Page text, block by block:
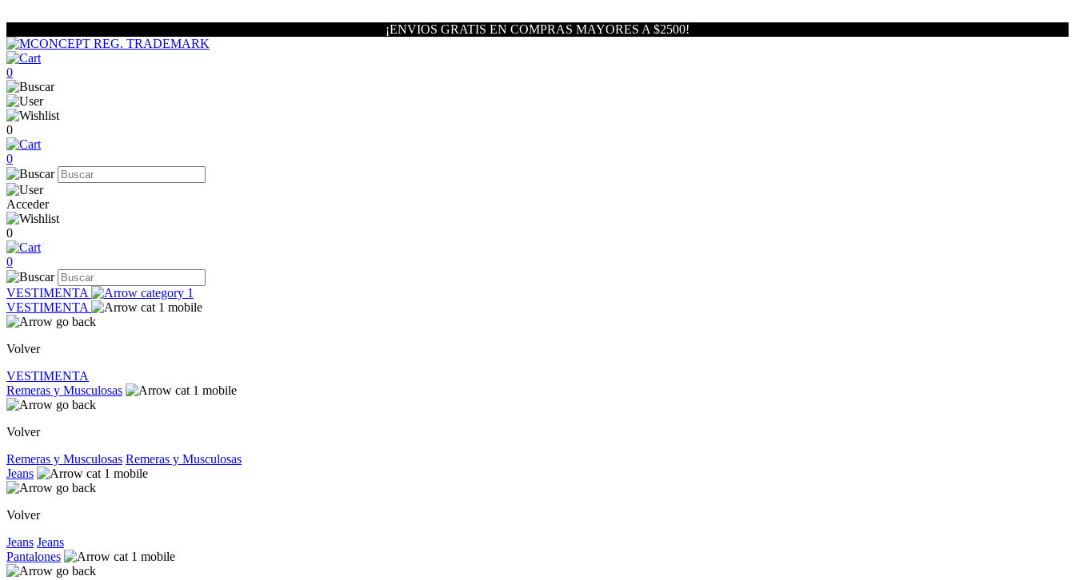
¡ENVIOS GRATIS EN COMPRAS MAYORES A $2500!
0
0
0
Acceder
0
0
VESTIMENTA
VESTIMENTA
Volver
VESTIMENTA
Remeras y Musculosas
Volver
Remeras y Musculosas Remeras y Musculosas
Jeans
Volver
Jeans Jeans
Pantalones